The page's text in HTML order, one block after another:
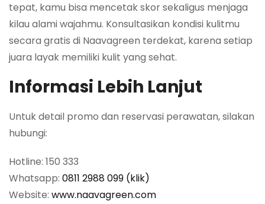
tepat, kamu bisa mencetak skor sekaligus menjaga
kilau alami wajahmu. Konsultasikan kondisi kulitmu
secara gratis di Naavagreen terdekat, karena setiap
juara layak memiliki kulit yang sehat.
Informasi Lebih Lanjut
Untuk detail promo dan reservasi perawatan, silakan
hubungi:
Hotline: 150 333
Whatsapp: 0811 2988 099 (klik)
Website: www.naavagreen.com